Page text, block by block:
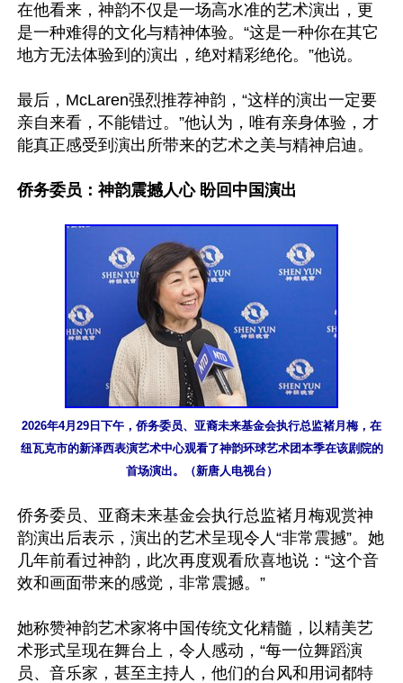
在他看来，神韵不仅是一场高水准的艺术演出，更
是一种难得的文化与精神体验。“这是一种你在其它
地方无法体验到的演出，绝对精彩绝伦。”他说。
最后，McLaren强烈推荐神韵，“这样的演出一定要
亲自来看，不能错过。”他认为，唯有亲身体验，才
能真正感受到演出所带来的艺术之美与精神启迪。
侨务委员：神韵震撼人心 盼回中国演出
2026年4月29日下午，侨务委员、亚裔未来基金会执行总监褚月梅，在
纽瓦克市的新泽西表演艺术中心观看了神韵环球艺术团本季在该剧院的
首场演出。（新唐人电视台）
侨务委员、亚裔未来基金会执行总监褚月梅观赏神
韵演出后表示，演出的艺术呈现令人“非常震撼”。她
几年前看过神韵，此次再度观看欣喜地说：“这个音
效和画面带来的感觉，非常震撼。”
她称赞神韵艺术家将中国传统文化精髓，以精美艺
术形式呈现在舞台上，令人感动，“每一位舞蹈演
员、音乐家，甚至主持人，他们的台风和用词都特